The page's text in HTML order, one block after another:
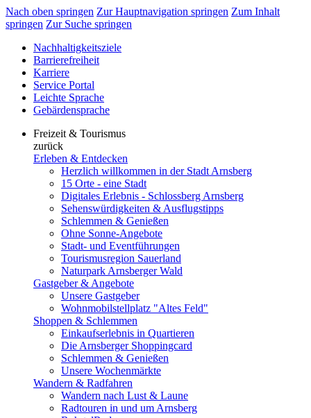
Nach oben springen Zur Hauptnavigation springen Zum Inhalt
springen Zur Suche springen
Nachhaltigkeitsziele
Barrierefreiheit
Karriere
Service Portal
Leichte Sprache
Gebärdensprache
Freizeit & Tourismus
zurück
Erleben & Entdecken
Herzlich willkommen in der Stadt Arnsberg
15 Orte - eine Stadt
Digitales Erlebnis - Schlossberg Arnsberg
Sehenswürdigkeiten & Ausflugstipps
Schlemmen & Genießen
Ohne Sonne-Angebote
Stadt- und Eventführungen
Tourismusregion Sauerland
Naturpark Arnsberger Wald
Gastgeber & Angebote
Unsere Gastgeber
Wohnmobilstellplatz "Altes Feld"
Shoppen & Schlemmen
Einkaufserlebnis in Quartieren
Die Arnsberger Shoppingcard
Schlemmen & Genießen
Unsere Wochenmärkte
Wandern & Radfahren
Wandern nach Lust & Laune
Radtouren in und um Arnsberg